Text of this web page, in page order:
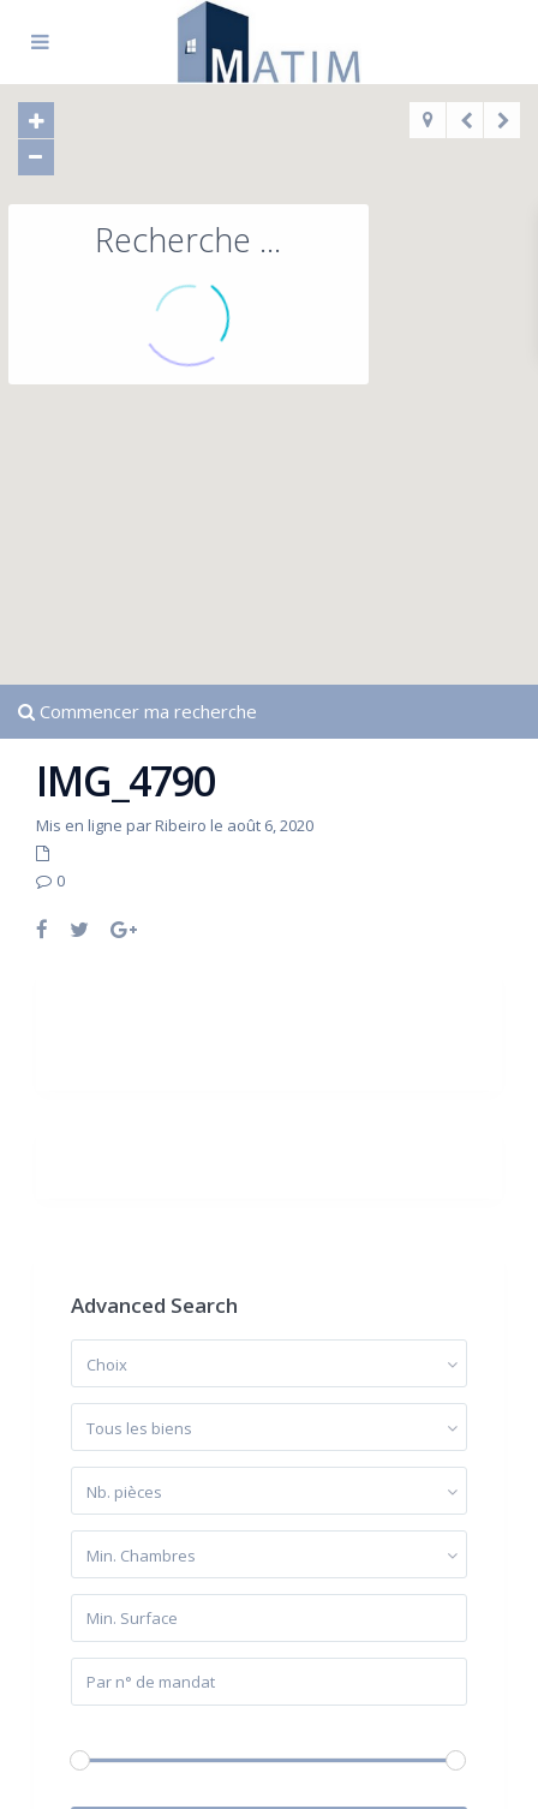
Recherche ...
Commencer ma recherche
IMG_4790
Mis en ligne par Ribeiro le août 6, 2020
0
Advanced Search
Choix
Tous les biens
Nb. pièces
Min. Chambres